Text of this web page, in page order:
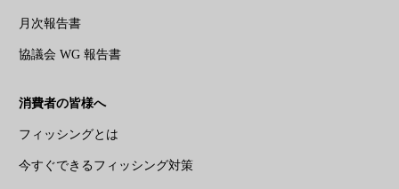
月次報告書
協議会 WG 報告書
消費者の皆様へ
フィッシングとは
今すぐできるフィッシング対策